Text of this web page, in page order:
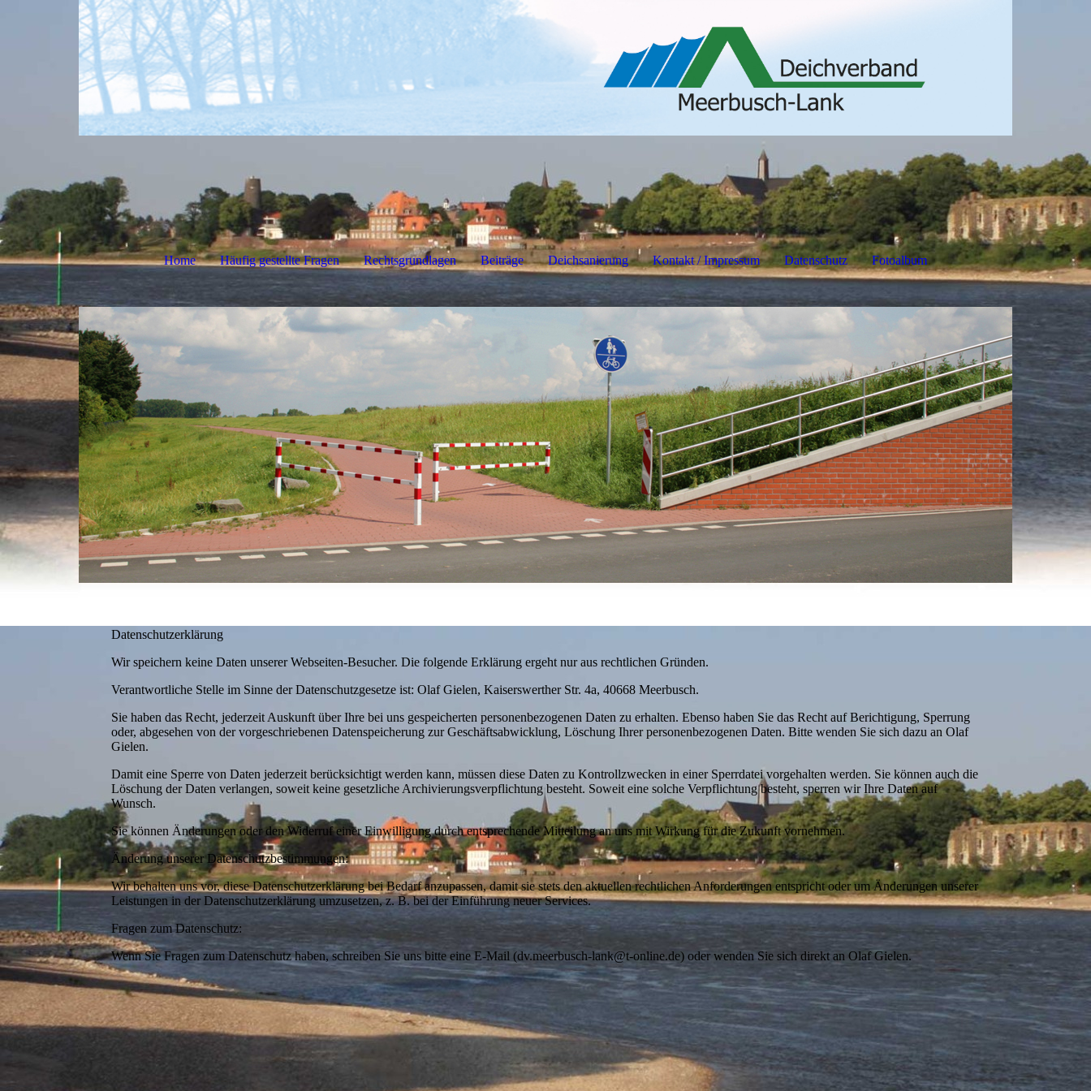
Home Häufig gestellte Fragen Rechtsgrundlagen Beiträge Deichsanierung Kontakt / Impressum Datenschutz Fotoalbum
Datenschutzerklärung
Wir speichern keine Daten unserer Webseiten-Besucher. Die folgende Erklärung ergeht nur aus rechtlichen Gründen.
Verantwortliche Stelle im Sinne der Datenschutzgesetze ist: Olaf Gielen, Kaiserswerther Str. 4a, 40668 Meerbusch.
Sie haben das Recht, jederzeit Auskunft über Ihre bei uns gespeicherten personenbezogenen Daten zu erhalten. Ebenso haben Sie das Recht auf Berichtigung, Sperrung
oder, abgesehen von der vorgeschriebenen Datenspeicherung zur Geschäftsabwicklung, Löschung Ihrer personenbezogenen Daten. Bitte wenden Sie sich dazu an Olaf
Gielen.
Damit eine Sperre von Daten jederzeit berücksichtigt werden kann, müssen diese Daten zu Kontrollzwecken in einer Sperrdatei vorgehalten werden. Sie können auch die
Löschung der Daten verlangen, soweit keine gesetzliche Archivierungsverpflichtung besteht. Soweit eine solche Verpflichtung besteht, sperren wir Ihre Daten auf
Wunsch.
Sie können Änderungen oder den Widerruf einer Einwilligung durch entsprechende Mitteilung an uns mit Wirkung für die Zukunft vornehmen.
Änderung unserer Datenschutzbestimmungen:
Wir behalten uns vor, diese Datenschutzerklärung bei Bedarf anzupassen, damit sie stets den aktuellen rechtlichen Anforderungen entspricht oder um Änderungen unserer
Leistungen in der Datenschutzerklärung umzusetzen, z. B. bei der Einführung neuer Services.
Fragen zum Datenschutz:
Wenn Sie Fragen zum Datenschutz haben, schreiben Sie uns bitte eine E-Mail (dv.meerbusch-lank@t-online.de) oder wenden Sie sich direkt an Olaf Gielen.